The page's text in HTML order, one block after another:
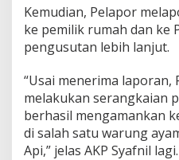
Kemudian, Pelapor
ke pemilik rumah dan ke
pengusutan lebih lanjut.
“Usai menerima laporan,
melakukan serangkaian
berhasil mengamankan
di salah satu warung
Api,” jelas AKP Syafnil lagi.